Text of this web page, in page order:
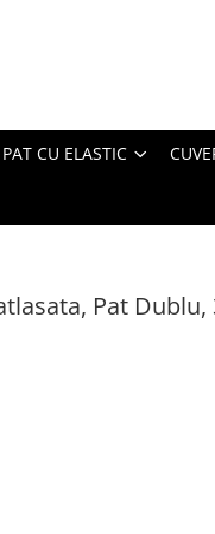
CU ELASTIC
Pat Dublu,